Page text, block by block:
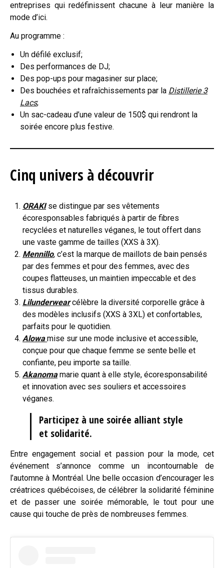
entreprises qui redéfinissent chacune à leur manière la
mode d’ici.
Au programme :
Un défilé exclusif;
Des performances de DJ;
Des pop-ups pour magasiner sur place;
Des bouchées et rafraîchissements par la Distillerie 3
Lacs;
Un sac-cadeau d’une valeur de 150$ qui rendront la
soirée encore plus festive.
Cinq univers à découvrir
ORAKI se distingue par ses vêtements
écoresponsables fabriqués à partir de fibres
recyclées et naturelles véganes, le tout offert dans
une vaste gamme de tailles (XXS à 3X).
Mennillo, c’est la marque de maillots de bain pensés
par des femmes et pour des femmes, avec des
coupes flatteuses, un maintien impeccable et des
tissus durables.
Lilunderwearcélèbre la diversité corporelle grâce à
des modèles inclusifs (XXS à 3XL) et confortables,
parfaits pour le quotidien.
Alowa mise sur une mode inclusive et accessible,
conçue pour que chaque femme se sente belle et
confiante, peu importe sa taille.
Akanomamarie quant à elle style, écoresponsabilité
et innovation avec ses souliers et accessoires
véganes.
Participez à une soirée alliant style
et solidarité.
Entre engagement social et passion pour la mode, cet
événement s’annonce comme un incontournable de
l’automne à Montréal. Une belle occasion d’encourager les
créatrices québécoises, de célébrer la solidarité féminine
et de passer une soirée mémorable, le tout pour une
cause qui touche de près de nombreuses femmes.